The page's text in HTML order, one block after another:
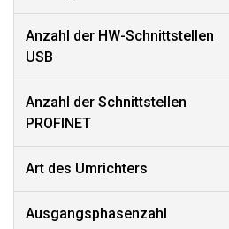
Anzahl der HW-Schnittstellen
USB
Anzahl der Schnittstellen
PROFINET
Art des Umrichters
Ausgangsphasenzahl